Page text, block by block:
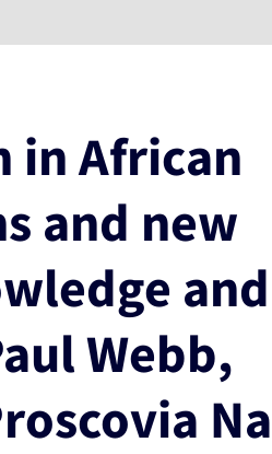
in African
and new
and
Webb,